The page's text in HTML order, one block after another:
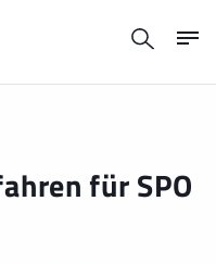
für SPO